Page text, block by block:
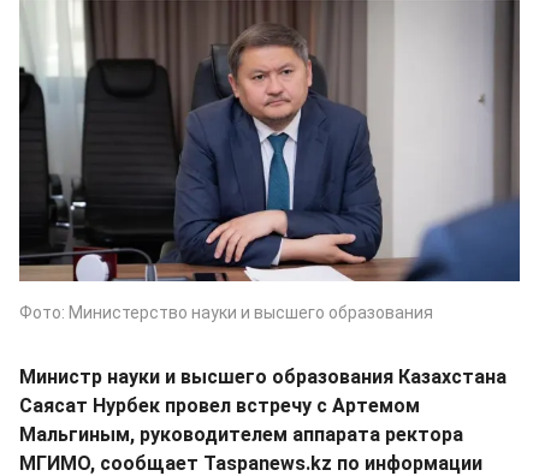
Фото: Министерство науки и высшего образования
Министр науки и высшего образования Казахстана
Саясат Нурбек провел встречу с Артемом
Мальгиным, руководителем аппарата ректора
МГИМО, сообщает Taspanews.kz по информации